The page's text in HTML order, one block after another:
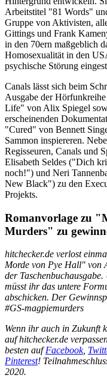
Arbeitstitel "81 Words"
Gruppe von Aktivisten,
Gittings und Frank
in den 70ern maßgeblich
Homosexualität in den
psychische Störung
Canals lässt sich beim
Ausgabe der
Life" von Alix Spiegel
erscheinenden
"Cured" von Bennett
Sammon inspiereren.
Regisseuren, Canals und
Elisabeth Seldes ("Dich
noch!") und Neri
New Black") zu den
Projekts.
Romanvorlage zu
Murders" zu
hitchecker.de verlost
Morde von Pye Hall" von
der Taschenbuchausgabe.
müsst ihr das untere
abschicken. Der
#GS-magpiemurders
Wenn ihr auch in Zukunft
auf hitchecker.de
besten aufFacebook,
Pinterest!
2020.